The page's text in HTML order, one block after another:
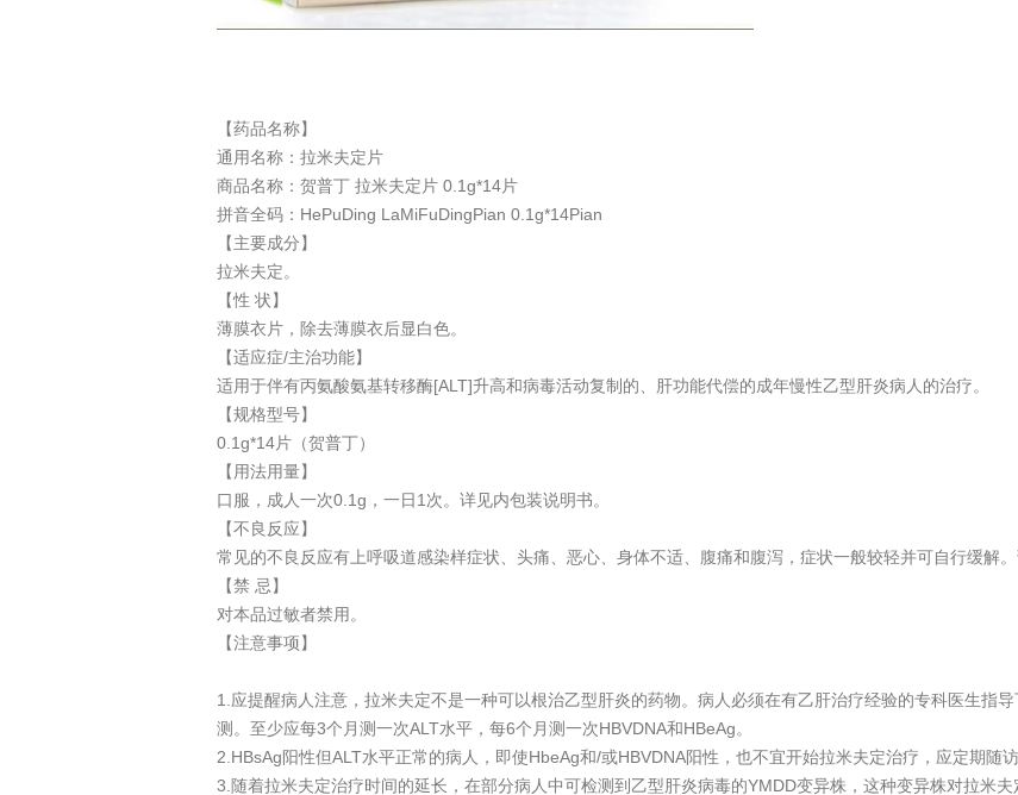
【药品名称】
通用名称： 拉米夫定片
商品名称：贺普丁 拉米夫定片 0.1g*14片
拼音全码：HePuDing LaMiFuDingPian 0.1g*14Pian
【主要成分】
拉米夫定。
【性 状】
薄膜衣片，除去薄膜衣后显白色。
【适应症/主治功能】
适用于伴有丙氨酸氨基转移酶[ALT]升高和病毒活动复制的、肝功能代偿的成年慢性乙型肝炎病人的治疗。
【规格型号】
0.1g*14片（贺普丁）
【用法用量】
口服，成人一次0.1g，一日1次。详见内包装说明书。
【不良反应】
常见的不良反应有上呼吸道感染样症状、头痛、恶心、身体不适、腹痛和腹泻，症状一般较轻并可自行缓解。
【禁 忌】
对本品过敏者禁用。
【注意事项】
1.应提醒病人注意，拉米夫定不是一种可以根治乙型肝炎的药物。病人必须在有乙肝治疗经验的专科医生指
测。至少应每3个月测一次ALT水平，每6个月测一次HBVDNA和HBeAg。
2.HBsAg阳性但ALT水平正常的病人，即使HbeAg和/或HBVDNA阳性，也不宜开始拉米夫定治疗，应定期随
3.随着拉米夫定治疗时间的延长，在部分病人中可检测到乙型肝炎病毒的YMDD变异株，这种变异株对拉米夫